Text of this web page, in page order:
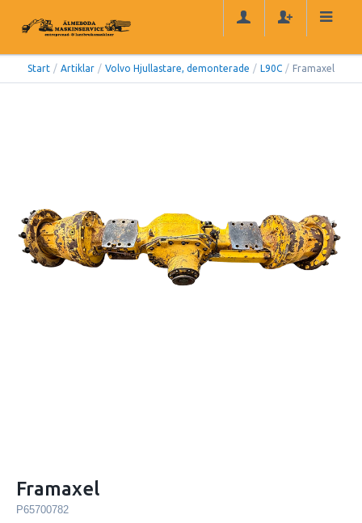
Start / Artiklar / Volvo Hjullastare, demonterade / L90C / Framaxel
Framaxel
P65700782